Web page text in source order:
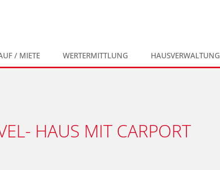
/ MIETE WERTERMITTLUNG HAUSVERWALTUNG
HAUS MIT CARPORT